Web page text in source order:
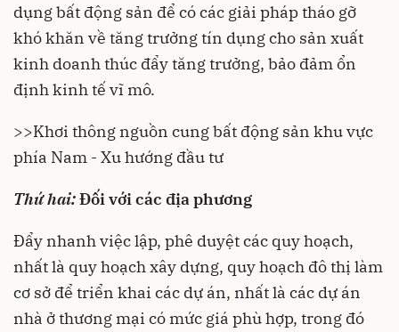
dụng bất động sản để có các giải pháp tháo gỡ
khó khăn về tăng trưởng tín dụng cho sản xuất
kinh doanh thúc đẩy tăng trưởng, bảo đảm ổn
định kinh tế vĩ mô.
>>Khơi thông nguồn cung bất động sản khu vực
phía Nam - Xu hướng đầu tư
Thứ hai:Đối với các địa phương
Đẩy nhanh việc lập, phê duyệt các quy hoạch,
nhất là quy hoạch xây dựng, quy hoạch đô thị làm
cơ sở để triển khai các dự án, nhất là các dự án
nhà ở thương mại có mức giá phù hợp, trong đó